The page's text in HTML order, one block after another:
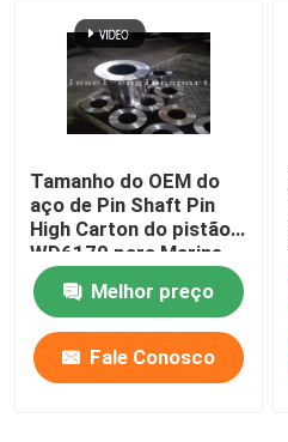
Tamanho do OEM do
aço de Pin Shaft Pin
High Carton do pistão
WD6170 para Marine
Engine
Melhor preço
Fale Conosco